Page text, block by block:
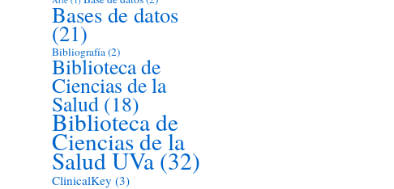
Bases de datos
(21)
Bibliografía(2)
Biblioteca de
Ciencias de la
Salud (18)
Biblioteca de
Ciencias de la
Salud UVa(32)
ClinicalKey (3)